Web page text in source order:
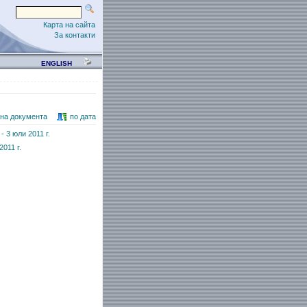
Карта на сайта
За контакти
ENGLISH
документа по дата
3 юли 2011 г.
г.